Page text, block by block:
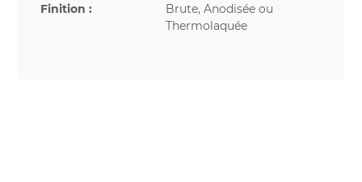
Finition :
Brute, Anodisée ou
Thermolaquée